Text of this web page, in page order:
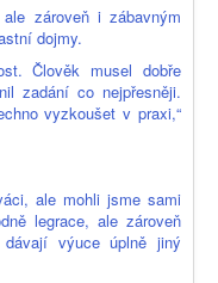
zároveň i zábavným
dojmy.
Člověk musel dobře
zadání co nejpřesněji.
vyzkoušet v praxi,“
ale mohli jsme sami
legrace, ale zároveň
výuce úplně jiný